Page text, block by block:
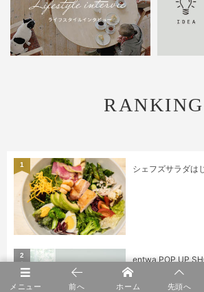
RANKING
シェフズサラダは
1
entwa POP UP
2
メニュー 前へ ホーム 先頭へ